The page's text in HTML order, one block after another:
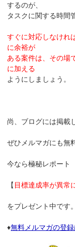
するのが、
タスクに関する時間
すぐに対応しなけれ
に余裕が
ある案件は、その場
に加える
ようにしましょう。
尚、ブログには掲載
ぜひメルマガにも無
今なら極秘レポート
【 目標達成率が異常
をプレゼント中です。
♦無料メルマガの登